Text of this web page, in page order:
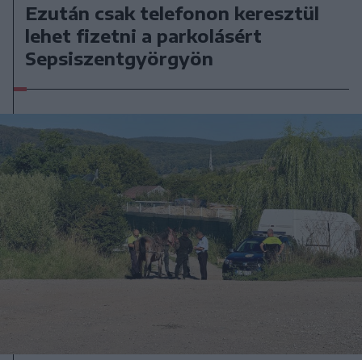
Ezután csak telefonon keresztül
lehet fizetni a parkolásért
Sepsiszentgyörgyön